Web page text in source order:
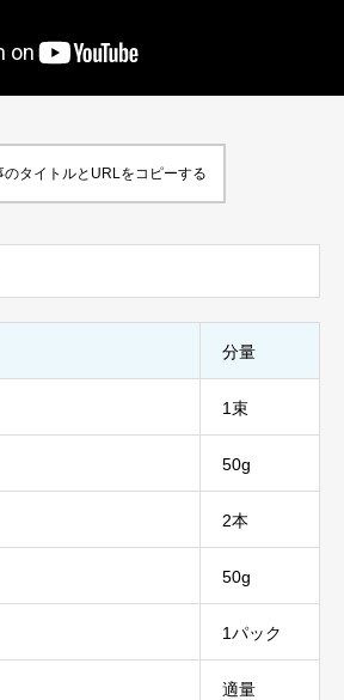
のタイトルとURLをコピーする
分量
1束
50g
2本
50g
1パック
適量